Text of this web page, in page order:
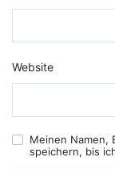
Website
Meinen Namen,
speichern, bis